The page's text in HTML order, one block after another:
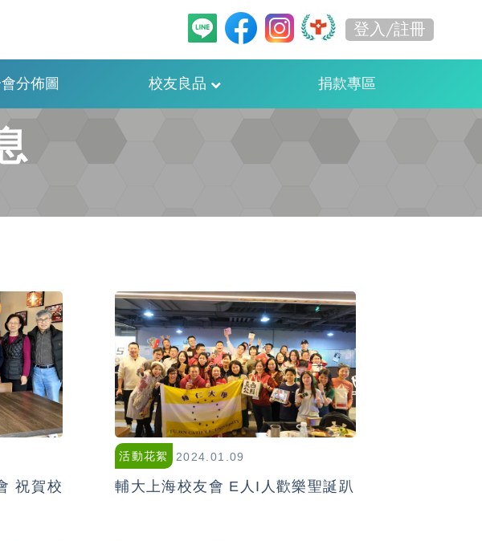
登入/註冊
分佈圖 校友良品 捐款專區
祝賀校
活動花絮 2024.01.09
輔大上海校友會 E人I人歡樂聖誕趴